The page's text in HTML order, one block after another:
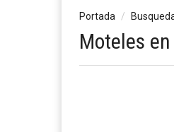
Portada
Moteles